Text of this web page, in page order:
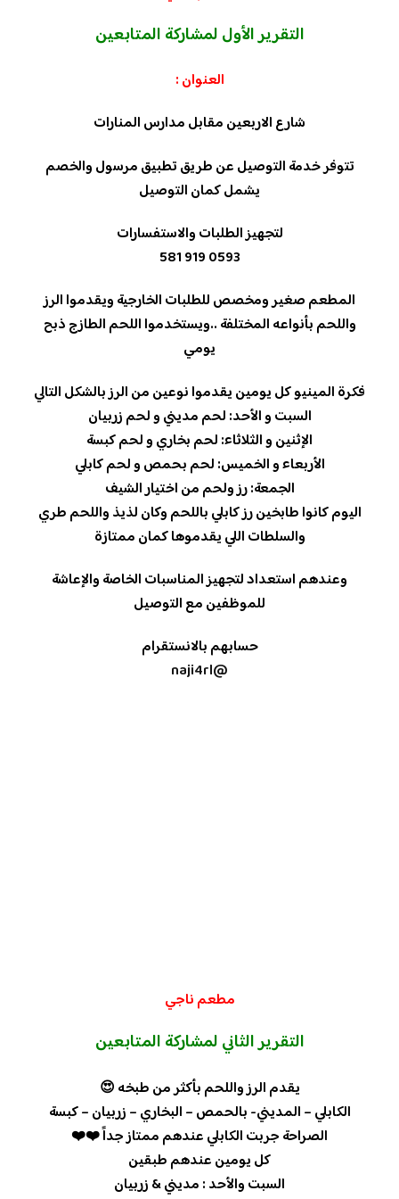
التقرير الأول لمشاركة المتابعين
العنوان :
شارع الاربعين مقابل مدارس المنارات
تتوفر خدمة التوصيل عن طريق تطبيق مرسول والخصم
يشمل كمان التوصيل
لتجهيز الطلبات والاستفسارات
0593 919 581
المطعم صغير ومخصص للطلبات الخارجية ويقدموا الرز
واللحم بأنواعه المختلفة ..ويستخدموا اللحم الطازج ذبح
يومي
فكرة المينيو كل يومين يقدموا نوعين من الرز بالشكل التالي
السبت و الأحد: لحم مديني و لحم زربيان
الإثنين و الثلاثاء: لحم بخاري و لحم كبسة
الأربعاء و الخميس: لحم بحمص و لحم كابلي
الجمعة: رز ولحم من اختيار الشيف
اليوم كانوا طابخين رز كابلي باللحم وكان لذيذ واللحم طري
والسلطات اللي يقدموها كمان ممتازة
وعندهم استعداد لتجهيز المناسبات الخاصة والإعاشة
للموظفين مع التوصيل
حسابهم بالانستقرام
@naji4rl
مطعم ناجي
التقرير الثاني لمشاركة المتابعين
يقدم الرز واللحم بأكثر من طبخه 😍
الكابلي – المديني- بالحمص – البخاري – زربيان – كبسة
الصراحة جربت الكابلي عندهم ممتاز جداً ❤️❤️
كل يومين عندهم طبقين
السبت والأحد : مديني & زربيان